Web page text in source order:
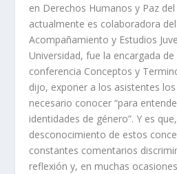
en Derechos Humanos y Paz del
actualmente es colaboradora
Acompañamiento y Estudios
Universidad, fue la encargada
conferencia Conceptos y
dijo, exponer a los asistentes
necesario conocer “para
identidades de género”. Y es
desconocimiento de estos
constantes comentarios
reflexión y, en muchas